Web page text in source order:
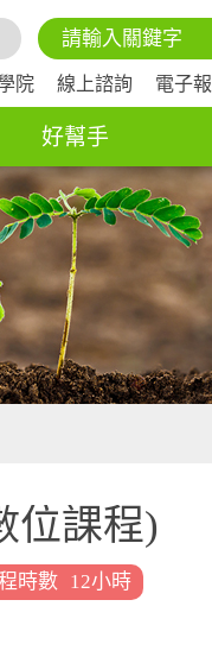
院 線上諮詢 電子報
好幫手
位課程)
時數 12小時